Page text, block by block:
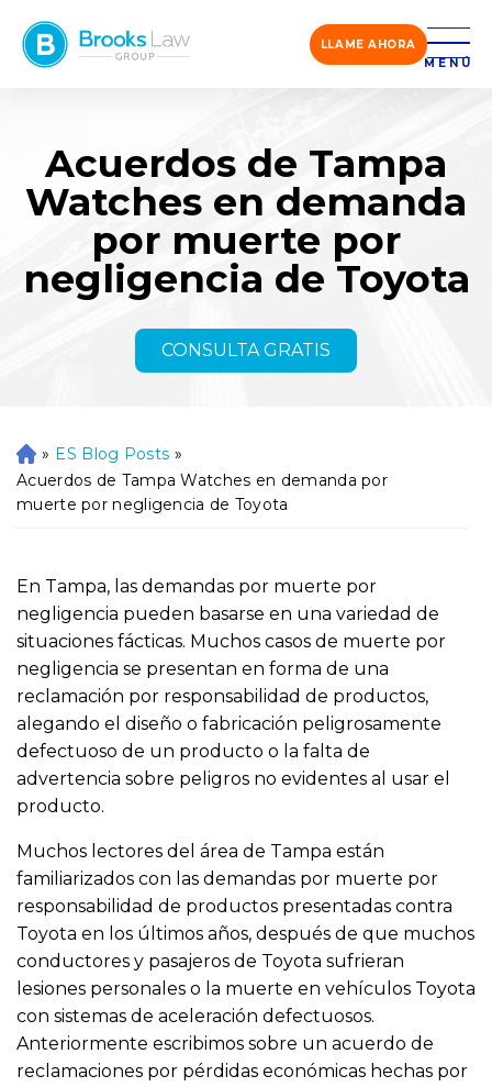
LLAME AHORA
MENÚ
Acuerdos de Tampa
Watches en demanda
por muerte por
negligencia de Toyota
CONSULTA GRATIS
Ini
ci
o
» ES Blog Posts »
Acuerdos de Tampa Watches en demanda por
muerte por negligencia de Toyota
En Tampa, las demandas por muerte por
negligencia pueden basarse en una variedad de
situaciones fácticas. Muchos casos de muerte por
negligencia se presentan en forma de una
reclamación por responsabilidad de productos,
alegando el diseño o fabricación peligrosamente
defectuoso de un producto o la falta de
advertencia sobre peligros no evidentes al usar el
producto.
Muchos lectores del área de Tampa están
familiarizados con las demandas por muerte por
responsabilidad de productos presentadas contra
Toyota en los últimos años, después de que muchos
conductores y pasajeros de Toyota sufrieran
lesiones personales o la muerte en vehículos Toyota
con sistemas de aceleración defectuosos.
Anteriormente escribimos sobre un acuerdo de
reclamaciones por pérdidas económicas hechas por